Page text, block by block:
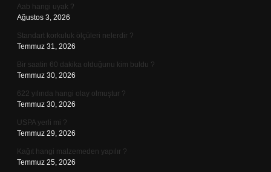
Aab hangi uyak ?
Ağustos 3, 2026
Standart korkuluk ölçüleri nelerdir ?
Temmuz 31, 2026
Bir saatin 60 dakika olduğunu kim buldu ?
Temmuz 30, 2026
622 yılında hangi olay olmuştur ?
Temmuz 30, 2026
USPA yerli mi ?
Temmuz 29, 2026
Kağıt hangi malzemeden yapılır ?
Temmuz 25, 2026